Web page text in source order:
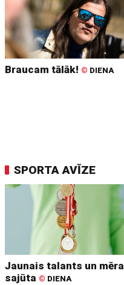
Braucam tālāk! © DIENA
SPORTA AVĪZE
Jaunais talants un mēra
sajūta © DIENA